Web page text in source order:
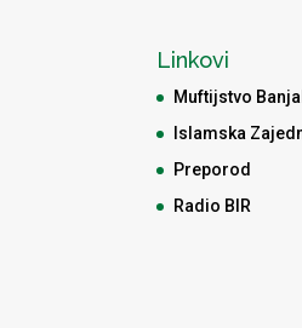
Linkovi
Muftijstvo
Islamska
Preporod
Radio BIR